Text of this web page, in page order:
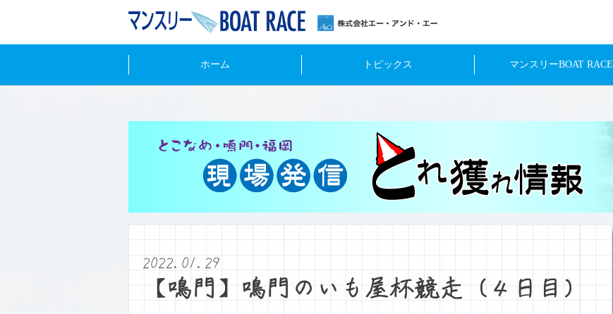
ホーム トピックス マンスリーBOAT RACE
2022.01.29
【鳴門】鳴門のいも屋杯競走（４日目）